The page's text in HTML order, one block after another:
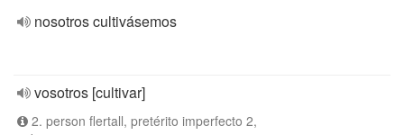
nosotros cultivásemos
vosotros [cultivar]
2. person flertall, pretérito imperfecto 2,